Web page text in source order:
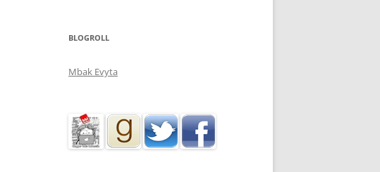
BLOGROLL
Mbak Evyta